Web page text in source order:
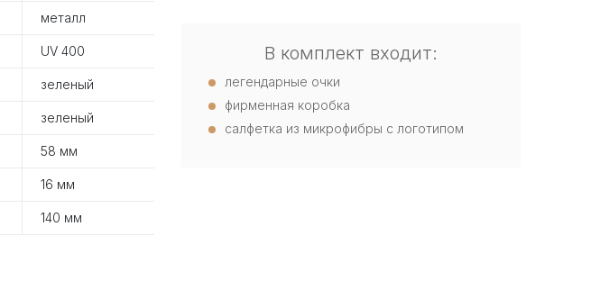
металл
UV 400
зеленый
зеленый
58 мм
16 мм
140 мм
В комплект входит:
легендарные очки
фирменная коробка
салфетка из микрофибры с логотипом